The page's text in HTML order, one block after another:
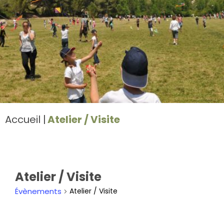
Accueil Atelier / Visite
Atelier / Visite
Évènements Atelier / Visite